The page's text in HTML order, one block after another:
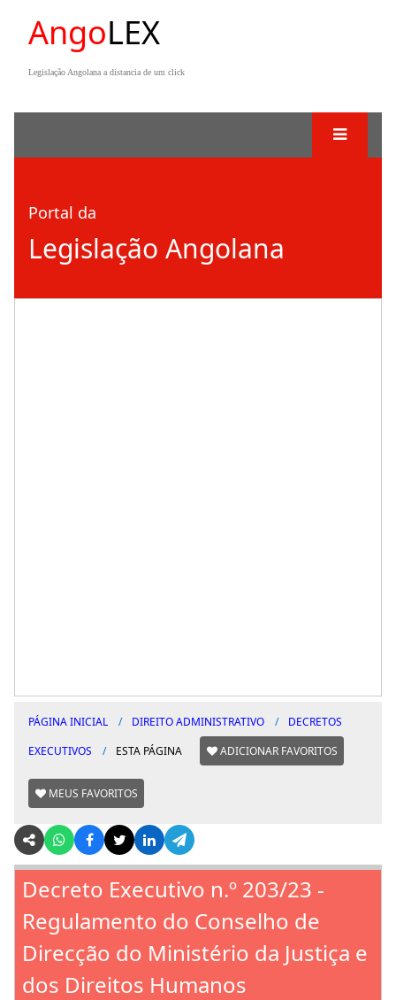
AngoLEX
Legislação Angolana a distancia de um click
Portal da
Legislação Angolana
PÁGINA INICIAL DIREITO ADMINISTRATIVO
DECRETOS
EXECUTIVOS
ESTA PÁGINA ADICIONAR FAVORITOS
MEUS FAVORITOS
Decreto Executivo n.º 203/23 -
Regulamento do Conselho de
Direcção do Ministério da Justiça e
dos Direitos Humanos